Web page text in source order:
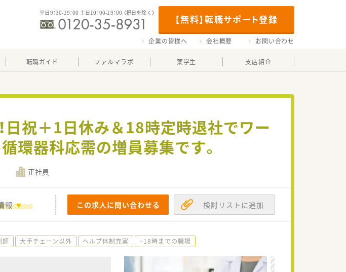
【無料】転職サポート登録
平日9：30-19：00 土日10：00-19：00 （祝日を除く）
企業の皆様へ 会社概要 お問い合わせ
転職ガイド ファルマラボ 薬学生 支店紹介
日祝＋1日休み＆18時定時退社でワー
環器科応需の増員募集です。
正社員
報 この求人に問い合わせる 検討リストに追加
師 大手チェーン以外 ヘルプ体制充実 ~18時までの職場